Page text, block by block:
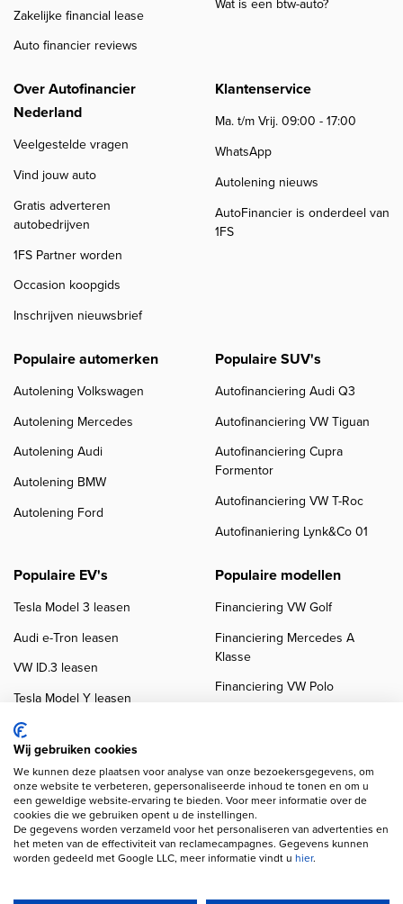
Zakelijke financial lease
Auto financier reviews
Wat is een btw-auto?
Over Autofinancier
Nederland
Veelgestelde vragen
Vind jouw auto
Gratis adverteren
autobedrijven
1FS Partner worden
Occasion koopgids
Inschrijven nieuwsbrief
Klantenservice
Ma. t/m Vrij. 09:00 - 17:00
WhatsApp
Autolening nieuws
AutoFinancier is onderdeel van
1FS
Populaire automerken
Autolening Volkswagen
Autolening Mercedes
Autolening Audi
Autolening BMW
Autolening Ford
Populaire SUV's
Autofinanciering Audi Q3
Autofinanciering VW Tiguan
Autofinanciering Cupra
Formentor
Autofinanciering VW T-Roc
Autofinaniering Lynk&Co 01
Populaire EV's
Tesla Model 3 leasen
Audi e-Tron leasen
VW ID.3 leasen
Tesla Model Y leasen
VW ID.4 leasen
Populaire modellen
Financiering VW Golf
Financiering Mercedes A
Klasse
Financiering VW Polo
Copyright navigation
Klanten beoordelingen
Autobedrijven
Wij gebruiken cookies
We kunnen deze plaatsen voor analyse van onze bezoekersgegevens, om
onze website te verbeteren, gepersonaliseerde inhoud te tonen en om u
een geweldige website-ervaring te bieden. Voor meer informatie over de
cookies die we gebruiken opent u de instellingen.
De gegevens worden verzameld voor het personaliseren van advertenties en
het meten van de effectiviteit van reclamecampagnes. Gegevens kunnen
worden gedeeld met Google LLC, meer informatie vindt u hier.